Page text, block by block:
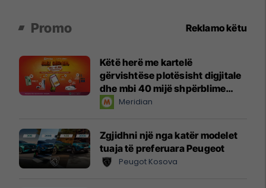
Promo Reklamo këtu
Këtë herë me kartelë
gërvishtëse plotësisht digjitale
dhe mbi 40 mijë shpërblime
instant!Meridian
Zgjidhni një nga katër modelet
tuaja të preferuara Peugeot
Peugot Kosova